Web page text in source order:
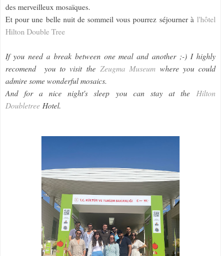
des merveilleux mosaïques.
Et pour une belle nuit de sommeil vous pourrez séjourner à l'hôtel
Hilton Double Tree
If you need a break between one meal and another ;-) I highly
recomend you to visit the Zeugma Museum where you could
admire some wonderful mosaics.
And for a nice night's sleep you can stay at the Hilton
Doubletree Hotel.